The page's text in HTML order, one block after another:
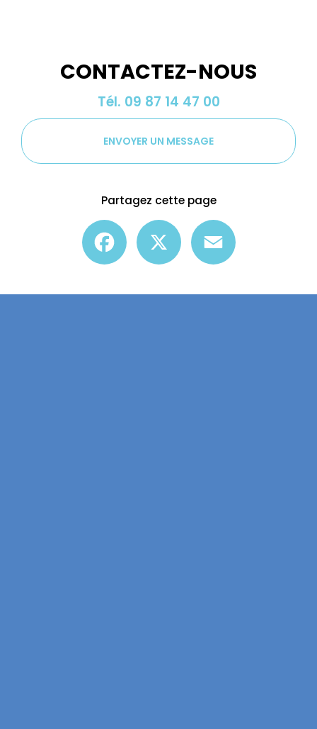
CONTACTEZ-NOUS
Tél. 09 87 14 47 00
ENVOYER UN MESSAGE
Partagez cette page
Facebook